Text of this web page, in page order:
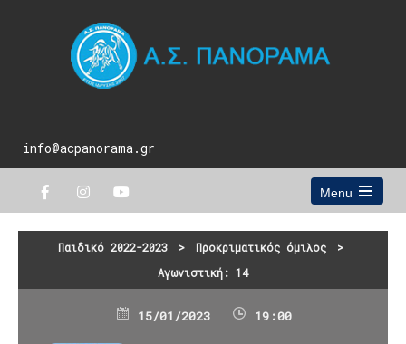
info@acpanorama.gr
Menu
Open
main
Παιδικό 2022-2023 > Προκριματικός όμιλος
>
Αγωνιστική: 14
15/01/2023 19:00